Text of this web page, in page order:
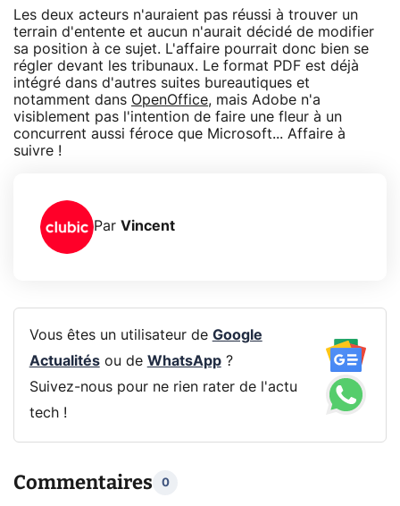
Les deux acteurs n'auraient pas réussi à trouver un
terrain d'entente et aucun n'aurait décidé de modifier
sa position à ce sujet. L'affaire pourrait donc bien se
régler devant les tribunaux. Le format PDF est déjà
intégré dans d'autres suites bureautiques et
notamment dans OpenOffice, mais Adobe n'a
visiblement pas l'intention de faire une fleur à un
concurrent aussi féroce que Microsoft... Affaire à
suivre !
Par Vincent
Vous êtes un utilisateur de Google
Actualitésou de WhatsApp?
Suivez-nous pour ne rien rater de l'actu
tech !
Commentaires 0